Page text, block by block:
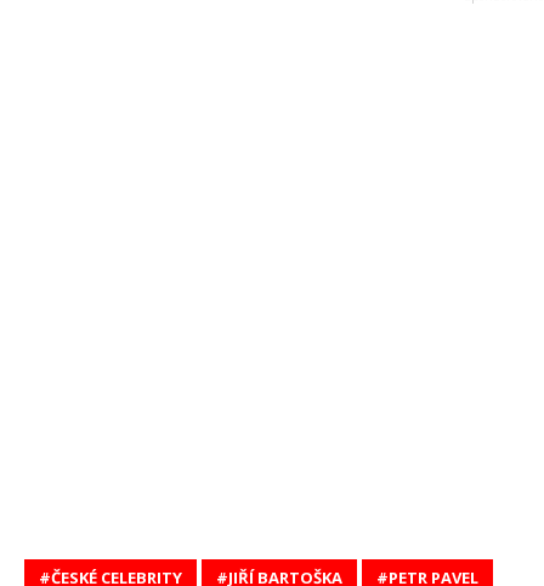
ČESKÉ CELEBRITY JIŘÍ BARTOŠKA
PETR PAVEL